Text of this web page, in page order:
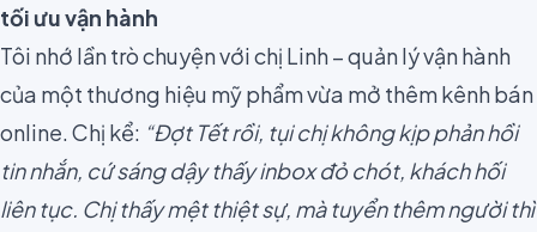
tối ưu vận hành
Tôi nhớ lần trò chuyện với chị Linh – quản lý vận hành
của một thương hiệu mỹ phẩm vừa mở thêm kênh bán
online. Chị kể: “Đợt Tết rồi, tụi chị không kịp phản hồi
tin nhắn, cứ sáng dậy thấy inbox đỏ chót, khách hối
liên tục. Chị thấy mệt thiệt sự, mà tuyển thêm người thì